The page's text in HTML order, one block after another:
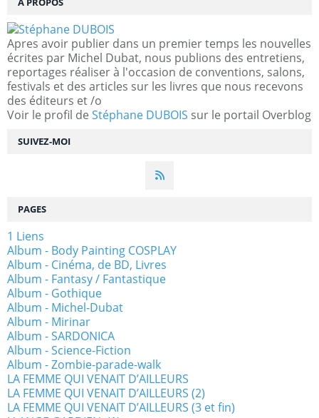
SUIVEZ-MOI
Apres avoir publier dans un premier temps les nouvelles
écrites par Michel Dubat, nous publions des entretiens,
reportages réaliser à l'occasion de conventions, salons,
festivals et des articles sur les livres que nous recevons
des éditeurs et /o
Voir le profil de Stéphane DUBOIS sur le portail Overblog
PAGES
1 Liens
Album - Body Painting COSPLAY
Album - Cinéma, de BD, Livres
Album - Fantasy / Fantastique
Album - Gothique
Album - Michel-Dubat
Album - Mirinar
Album - SARDONICA
Album - Science-Fiction
Album - Zombie-parade-walk
LA FEMME QUI VENAIT D’AILLEURS
LA FEMME QUI VENAIT D’AILLEURS (2)
LA FEMME QUI VENAIT D’AILLEURS (3 et fin)